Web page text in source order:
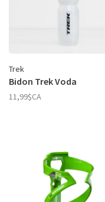
Trek
Bidon Trek Voda
11,99$CA